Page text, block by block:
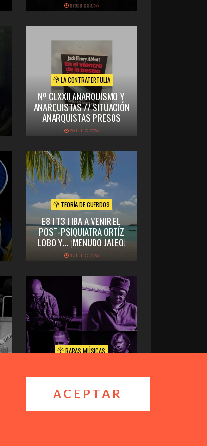
27 JULIO 2026
LA CONTRATERTULIA
Nº CLXXII ANARQUISMO Y
ANARQUISTAS // SITUACIÓN
ANARQUISTAS PRESOS
20 JULIO 2026
TEORÍA DE CUERDOS
E8 I T3 I IBA A VENIR EL
POST-PSIQUIATRA ORTÍZ
LOBO Y… ¡MENUDO JALEO!
17 JULIO 2026
RARAS MÚSICAS
ACEPTAR